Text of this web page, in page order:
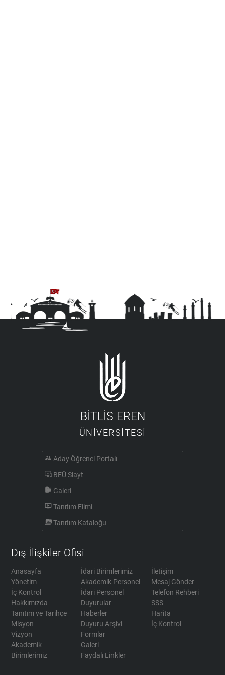
BİTLİS EREN
ÜNİVERSİTESİ
supervisor_account Aday Öğrenci Portalı
important_devices BEÜ Slayt
camera_roll Galeri
ondemand_video Tanıtım Filmi
perm_media Tanıtım Kataloğu
Dış İlişkiler Ofisi
Anasayfa
Yönetim
İç Kontrol
Hakkımızda
Tanıtım ve Tarihçe
Misyon
Vizyon
Akademik
Birimlerimiz
İdari Birimlerimiz
Akademik Personel
İdari Personel
Duyurular
Haberler
Duyuru Arşivi
Formlar
Galeri
Faydalı Linkler
İletişim
Mesaj Gönder
Telefon Rehberi
SSS
Harita
İç Kontrol